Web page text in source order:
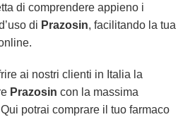
di comprendere appieno i
di Prazosin, facilitando la tua
ai nostri clienti in Italia la
Prazosin con la massima
potrai comprare il tuo farmaco